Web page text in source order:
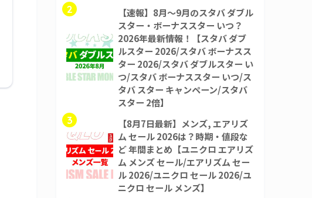
2
【速報】8月～9月のスタバ ダブル
スター・ボーナススター いつ？
2026年最新情報！【スタバ ダブ
ルスター 2026/スタバ ボーナスス
ター 2026/スタバ ダブルスター い
つ/スタバ ボーナススター いつ/ス
タバ スター キャンペーン/スタバ
スター 2倍】
3
【8月7日最新】メンズ, エアリズ
ム セール 2026は？時期・値段な
ど 年間まとめ【ユニクロ エアリズ
ム メンズ セール/エアリズム セー
ル 2026/ユニクロ セール 2026/ユ
ニクロ セール メンズ】